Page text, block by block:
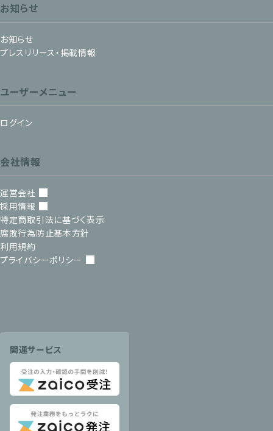
お知らせ
お知らせ
プレスリリース・掲載情報
ユーザーメニュー
ログイン
会社情報
運営会社
採用情報
特定商取引法に基づく表示
腐敗行為防止基本方針
利用規約
プライバシーポリシー
関連サービス